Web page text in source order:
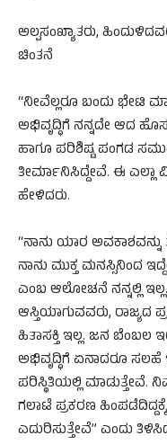
ಅಲ್ಪಸಂಖ್ಯಾತರು,
ಚಿಂತನೆ
“ನೀವೆಲ್ಲರೂ ಬಂದು ಭೇಟಿ
ಅಭಿವೃದ್ಧಿಗೆ ನನ್ನದೇ ಆದ
ಹಾಗೂ ಪರಿಶಿಷ್ಟ ಪಂಗಡ
ತೀರ್ಮಾನಿಸಿದ್ದೇವೆ. ಈ ಎಲ್ಲಾ
ಹೇಳಿದರು.
“ನಾನು ಯಾರ
ನಾನು ಮುಕ್ತ ಮನಸ್ಸಿನಿಂದ
ಎಂಬ ಆಲೋಚನೆ ನನ್ನಲ್ಲಿ ಇಲ್ಲ.
ಆಸ್ತಿಯಾಗುವವರು, ರಾಜ್ಯದ
ಹಿತಾಸಕ್ತಿ ಇಲ್ಲ. ಜನ ಬೆಂಬಲ
ಅಭಿವೃದ್ಧಿಗೆ ಏನಾದರೂ ಸಲಹೆ
ಪರಿಸ್ಥಿತಿಯಲ್ಲಿ ಮಾಡುತ್ತೇವೆ.
ಗಲಾಟೆ ಪ್ರಕರಣ
ಎದುರಿಸುತ್ತೇವೆ” ಎಂದು